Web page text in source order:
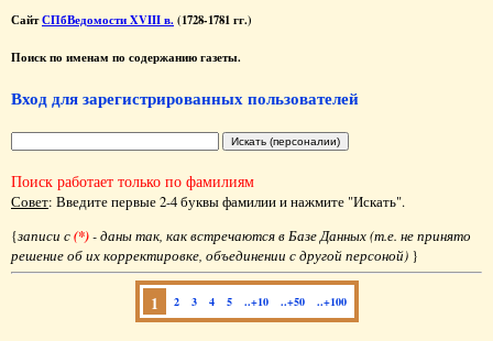
СайтСПбВедомости XVIII в. (1728-1781 гг.)
Поиск по именам по содержанию газеты.
Вход для зарегистрированных пользователей
Поиск работает только по фамилиям
Совет: Введите первые 2-4 буквы фамилии и нажмите "Искать".
{записи с(*)- даны так, как встречаются в Базе Данных (т.е. не принято
решение об их корректировке, объединении с другой персоной) }
1 2 3 4 5 ..+10 ..+50 ..+100